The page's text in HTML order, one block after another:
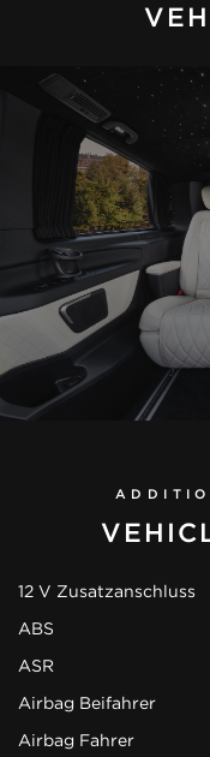
12 V Zusatzanschluss
ABS
ASR
Airbag Beifahrer
Airbag Fahrer